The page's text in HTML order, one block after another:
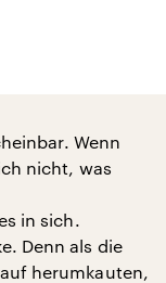
Wenn
nicht, was
in sich.
Denn als die
herumkauten,